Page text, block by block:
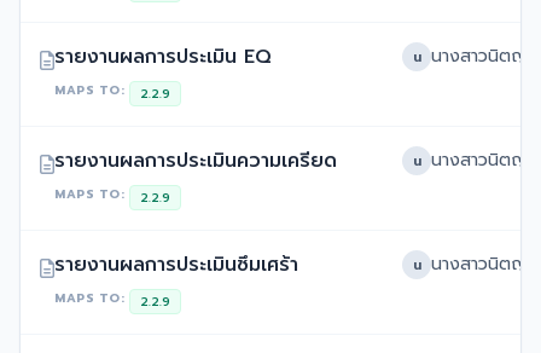
รายงานผลการประเมิน EQ
MAPS TO: 2.2.9
น
รายงานผลการประเมินความเครียด
MAPS TO: 2.2.9
น
รายงานผลการประเมินซึมเศร้า
MAPS TO: 2.2.9
น